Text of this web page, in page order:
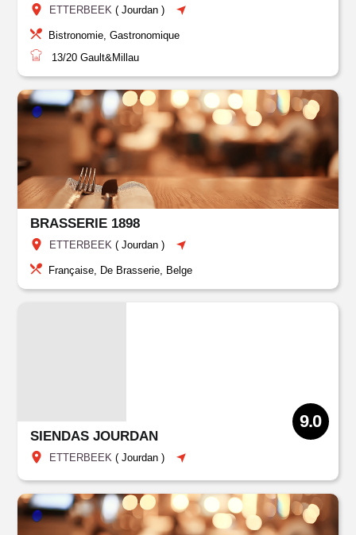
ETTERBEEK (Jourdan )
Bistronomie, Gastronomique
13/20 Gault&Millau
BRASSERIE 1898
ETTERBEEK (Jourdan )
Française, De Brasserie, Belge
SIENDAS JOURDAN
ETTERBEEK (Jourdan )
9.0